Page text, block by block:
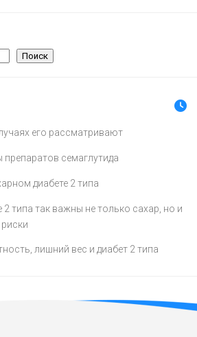
Поиск
его рассматривают
семаглутида
диабете 2 типа
2 типа так важны не только сахар, но и
лишний вес и диабет 2 типа